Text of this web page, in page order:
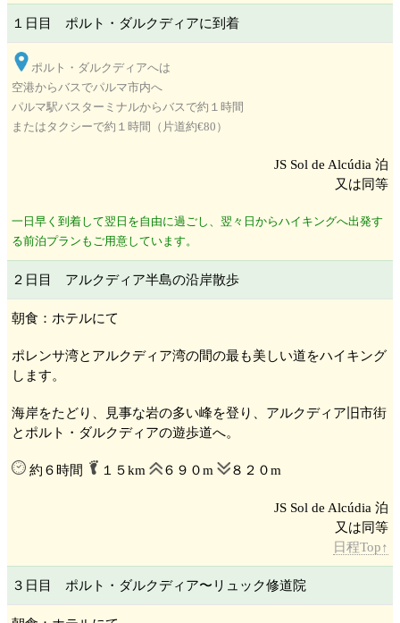
１日目 ポルト・ダルクディアに到着
空港からバスでパルマ市内へ
パルマ駅バスターミナルからバスで約１時間
またはタクシーで約１時間（片道約€80）
JS Sol de Alcúdia 泊
又は同等
一日早く到着して翌日を自由に過ごし、翌々日からハイキングへ出発す
る前泊プランもご用意しています。
２日目 アルクディア半島の沿岸散歩
朝食：ホテルにて
ポレンサ湾とアルクディア湾の間の最も美しい道をハイキング
します。
海岸をたどり、見事な岩の多い峰を登り、アルクディア 旧市街
とポルト・ダルクディアの遊歩道へ。
約６時間 １５km ６９０m ８２０m
JS Sol de Alcúdia 泊
又は同等
日程Top↑
３日目 ポルト・ダルクディア〜リュック修道院